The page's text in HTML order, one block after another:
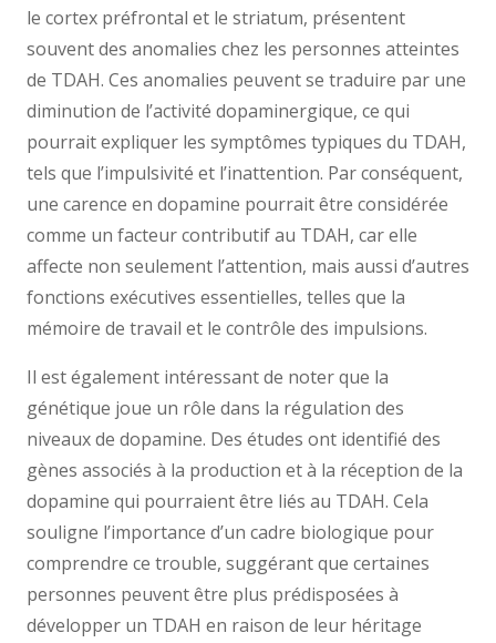
le cortex préfrontal et le striatum, présentent
souvent des anomalies chez les personnes atteintes
de TDAH. Ces anomalies peuvent se traduire par une
diminution de l’activité dopaminergique, ce qui
pourrait expliquer les symptômes typiques du TDAH,
tels que l’impulsivité et l’inattention. Par conséquent,
une carence en dopamine pourrait être considérée
comme un facteur contributif au TDAH, car elle
affecte non seulement l’attention, mais aussi d’autres
fonctions exécutives essentielles, telles que la
mémoire de travail et le contrôle des impulsions.
Il est également intéressant de noter que la
génétique joue un rôle dans la régulation des
niveaux de dopamine. Des études ont identifié des
gènes associés à la production et à la réception de la
dopamine qui pourraient être liés au TDAH. Cela
souligne l’importance d’un cadre biologique pour
comprendre ce trouble, suggérant que certaines
personnes peuvent être plus prédisposées à
développer un TDAH en raison de leur héritage